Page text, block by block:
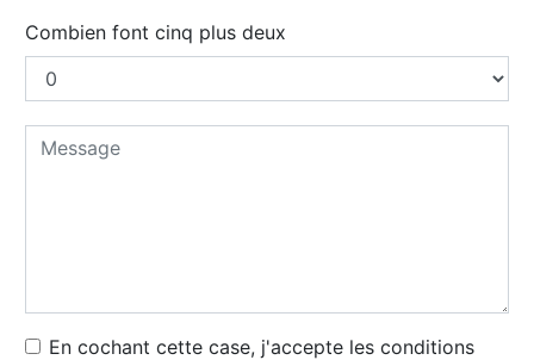
Combien font cinq plus deux
En cochant cette case, j'accepte les conditions